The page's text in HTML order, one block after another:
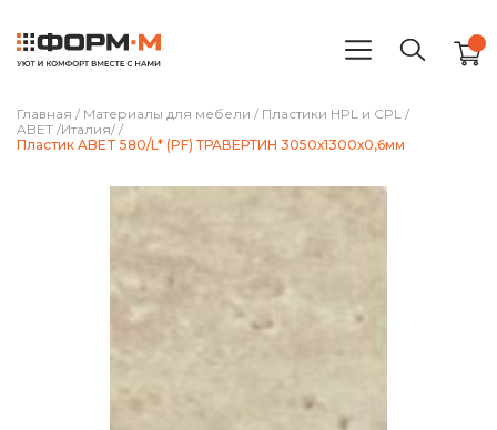
Главная / Материалы для мебели / Пластики HPL и CPL /
ABET /Италия/ /
Пластик ABET 580/L* (PF) ТРАВЕРТИН 3050х1300х0,6мм